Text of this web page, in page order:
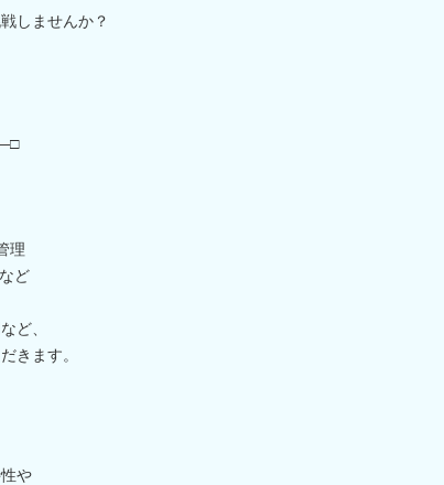
しませんか？
理
ど
ど、
きます。
や